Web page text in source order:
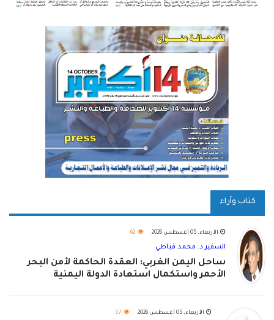
كتاب وآراء
الأربعاء, 05 أغسطس 2026 62
السفير د. محمد قباطي
ساحل اليمن الغربي: العقدة الحاكمة لأمن البحر
الأحمر واستكمال استعادة الدولة اليمنية
الأربعاء, 05 أغسطس 2026 57